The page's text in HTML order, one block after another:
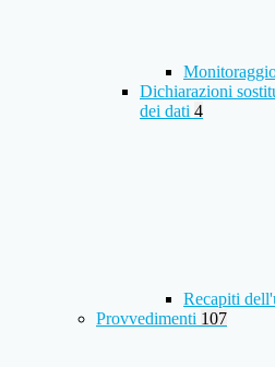
Dichiarazioni
dei dati 4
Recapiti
Provvedimenti 107